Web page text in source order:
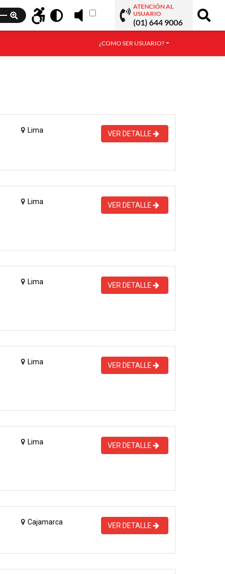
ATENCIÓN AL
USUARIO
(01) 644 9006
¿COMO SER USUARIO?
Lima VER DETALLE
Lima VER DETALLE
Lima VER DETALLE
Lima VER DETALLE
Lima VER DETALLE
Cajamarca VER DETALLE